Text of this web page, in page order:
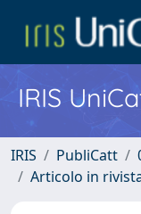
IRIS
IRIS PubliCatt
Articolo in